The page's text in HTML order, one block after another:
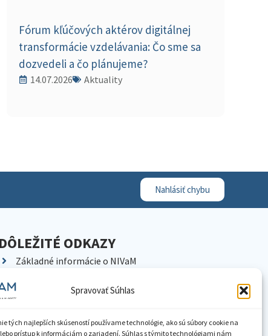
Spravovať Súhlas
tých najlepších skúseností používame technológie, ako sú súbory cookie na
prístup k informáciám o zariadení. Súhlas s týmito technológiami nám
Fórum kľúčových aktérov digitálnej
transformácie vzdelávania: Čo sme sa
dozvedeli a čo plánujeme?
14.07.2026 Aktuality
Nahlásiť chybu
DÔLEŽITÉ ODKAZY
Základné informácie o NIVaM
Kariéra
Pracoviská NIVaM